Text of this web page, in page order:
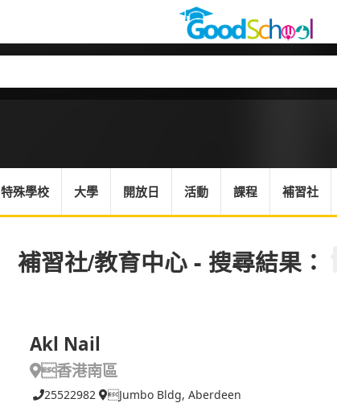
特殊學校 大學 開放日 活動 課程 補習社
補習社/教育中心 - 搜尋結果：
Akl Nail
香港南區
25522982 Jumbo Bldg, Aberdeen